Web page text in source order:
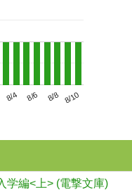
8/4 8/6 8/8 8/10
学編<上> (電撃文庫)